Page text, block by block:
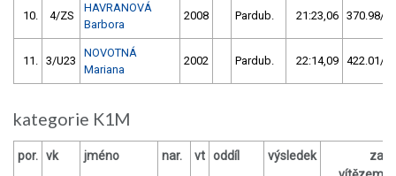
10. 4/ZS
HAVRANOVÁ
Barbora
2008 Pardub. 21:23,06 370.98/
11. 3/U23
NOVOTNÁ
Mariana
2002 Pardub. 22:14,09 422.01/
kategorie K1M
por. vk jméno nar. vt oddíl výsledek
za